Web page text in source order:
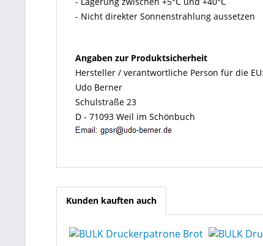
- Nicht direkter Sonnenstrahlung aussetzen
Angaben zur Produktsicherheit
Hersteller / verantwortliche Person für die EU:
Udo Berner
Schulstraße 23
D - 71093 Weil im Schönbuch
Kunden kauften auch